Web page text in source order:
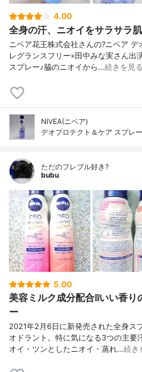
4.00
全身の汗、ニオイをサラサラ
ニベア花王株式会社さんの?ニベア
レグランスフリー»田中みな実さん出
スプレー♪脇のニオイから…続きを見る
NIVEA(ニベア)
デオプロテクト＆ケア スプレー
ただのフレブル好き?
bubu
5.00
美容ミルク成分配合❕❕いい香
ー
2021年2月6日に新発売された全身ス
オドラント。特に気になる3つの主要
オイ・ツンとしたニオイ・蒸れ…続き